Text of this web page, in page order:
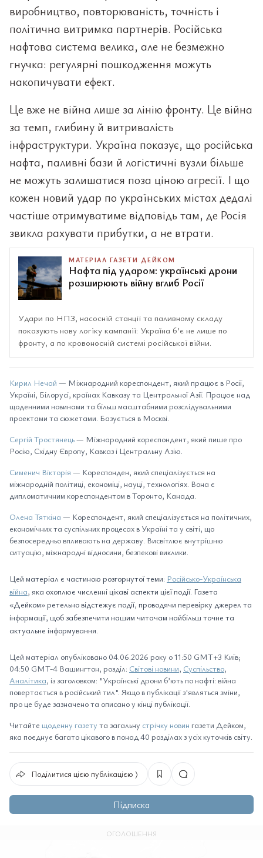
виробництво, повторюваність, точність і
політична витримка партнерів. Російська
нафтова система велика, але не безмежно
гнучка: регулярні пошкодження можуть
накопичувати ефект.
Це вже не війна лише за лінію фронту. Це війна
за темп, глибину й витривалість
інфраструктури. Україна показує, що російська
нафта, паливні бази й логістичні вузли більше
не можуть залишатися поза ціною агресії. І що
кожен новий удар по українських містах дедалі
частіше отримуватиме відповідь там, де Росія
звикла рахувати прибутки, а не втрати.
МАТЕРІАЛ ГАЗЕТИ ДЕЙКОМ
Нафта під ударом: українські дрони
розширюють війну вглиб Росії
Удари по НПЗ, насосній станції та паливному складу
показують нову логіку кампанії: Україна б’є не лише по
фронту, а по кровоносній системі російської війни.
Кирил Нечай — Міжнародний кореспондент, який працює в Росії,
Україні, Білорусі, країнах Кавказу та Центральної Азії. Працює над
щоденними новинами та більш масштабними розслідувальними
проектами та сюжетами. Базується в Москві.
Сергій Тростянець— Міжнародний кореспондент, який пише про
Росію, Східну Європу, Кавказ і Центральну Азію.
Сименич Вікторія — Кореспонден, який спеціалізується на
міжнародній політиці, економіці, науці, технологіях. Вона є
дипломатичним кореспондентом в Торонто, Канада.
Олена Тяткіна — Кореспондент, який спеціалізується на політичних,
економічних та суспільних процесах в Україні та у світі, що
безпосередньо впливають на державу. Висвітлює внутрішню
ситуацію, міжнародні відносини, безпекові виклики.
Цей матеріал є частиною розгорнутої теми: Російсько-Українська
війна, яка охоплює численні цікаві аспекти цієї події. Газета
«Дейком» ретельно відстежує події, проводячи перевірку джерел та
інформації, щоб забезпечити нашим читачам найбільш точне та
актуальне інформування.
Цей матеріал опубліковано 04.06.2026 року о 11:50 GMT+3 Київ;
04:50 GMT-4 Вашингтон, розділ: Світові новини, Суспільство,
Аналітика, із заголовком: "Українські дрони б’ють по нафті: війна
повертається в російський тил". Якщо в публікації з'являться зміни,
про це буде зазначено та описано у кінці публікації.
Читайте щоденну газету та загальну стрічку новин газети Дейком,
яка поєднує багато цікавого в понад 40 розділах з усіх куточків світу.
Поділитися цією публікацією ⟩
Підписка
ОГОЛОШЕННЯ